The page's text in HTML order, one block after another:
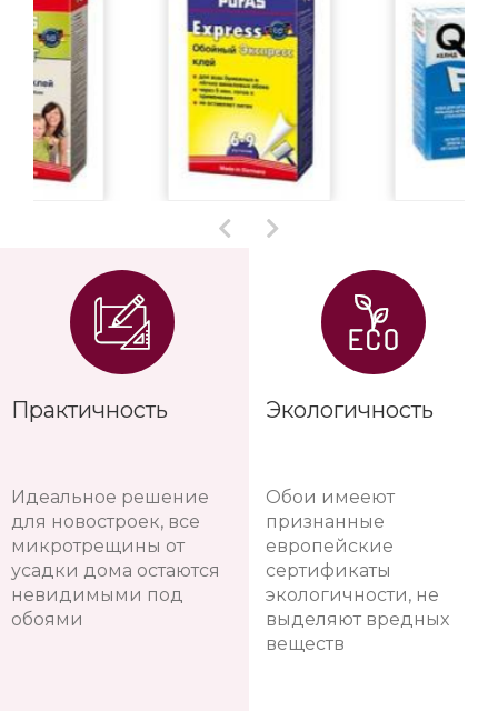
Практичность
Идеальное решение
для новостроек, все
микротрещины от
усадки дома остаются
невидимыми под
обоями
Экологичность
Обои имееют
признанные
европейские
сертификаты
экологичности, не
выделяют вредных
веществ